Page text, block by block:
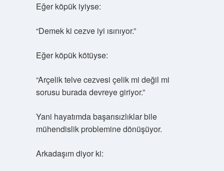
Eğer köpük iyiyse:
“Demek ki cezve iyi ısınıyor.”
Eğer köpük kötüyse:
“Arçelik telve cezvesi çelik mi değil mi
sorusu burada devreye giriyor.”
Yani hayatımda başarısızlıklar bile
mühendislik problemine dönüşüyor.
Arkadaşım diyor ki: